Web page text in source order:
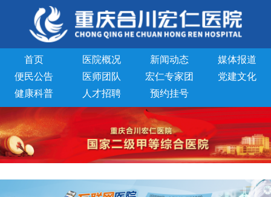
首页 医院概况 新闻动态
媒体报道
便民公告
医师团队 宏仁专家团
党建文化
健康科普
人才招聘 预约挂号